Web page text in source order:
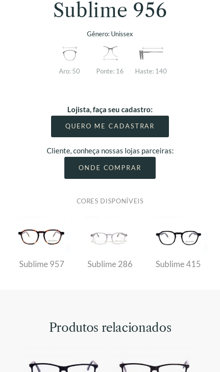
Sublime 956
Gênero: Unissex
Aro: 50 Ponte: 16 Haste: 140
Lojista, faça seu cadastro:
QUERO ME CADASTRAR
Cliente, conheça nossas lojas parceiras:
ONDE COMPRAR
CORES DISPONÍVEIS
Sublime 957 Sublime 286 Sublime 415
Produtos relacionados